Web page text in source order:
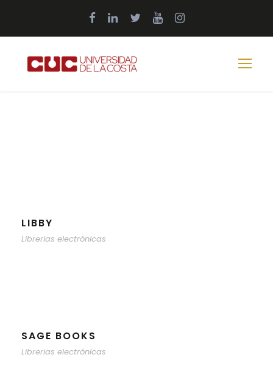
LIBBY
Librerias electrónicas
SAGE BOOKS
Librerias electrónicas